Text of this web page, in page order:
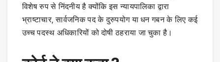
विशेष रुप से निंदनीय है क्योंकि इस न्यायपालिका द्वारा
भ्राष्टाचार, सार्वजनिक पद के दुरुपयोग या धन गबन के लिए कई
उच्च पदस्थ अधिकारियों को दोषी ठहराया जा चुका है।